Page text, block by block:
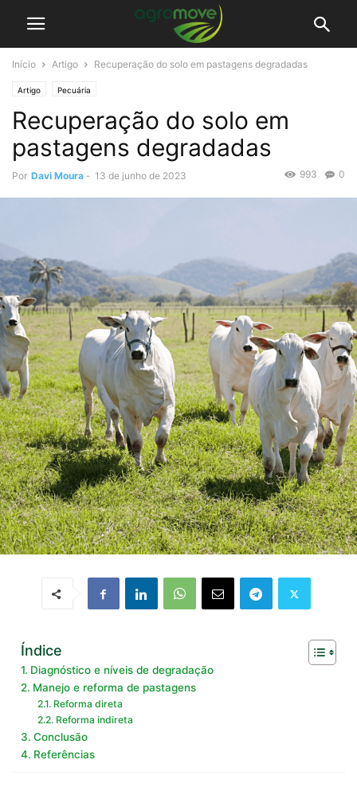
Início Artigo Recuperação do solo em pastagens degradadas
Artigo Pecuária
Recuperação do solo em
pastagens degradadas
Por Davi Moura - 13 de junho de 2023 0
993
Índice
Diagnóstico e níveis de degradação
Manejo e reforma de pastagens
Reforma direta
Reforma indireta
Conclusão
Referências